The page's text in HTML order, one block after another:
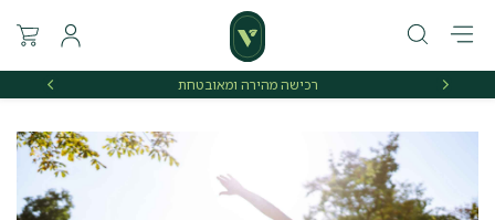
רכישה מהירה ומאובטחת